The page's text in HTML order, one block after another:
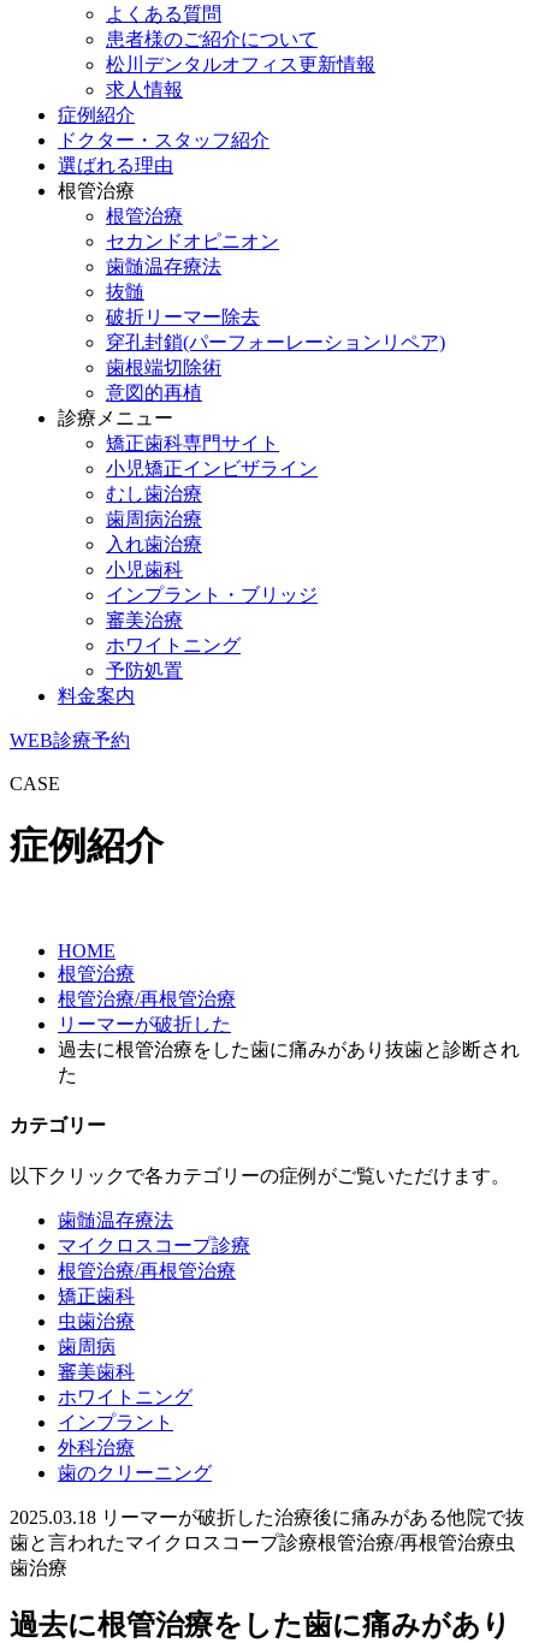
よくある質問
患者様のご紹介について
松川デンタルオフィス更新情報
求人情報
症例紹介
ドクター・スタッフ紹介
選ばれる理由
根管治療
根管治療
セカンドオピニオン
歯髄温存療法
抜髄
破折リーマー除去
穿孔封鎖(パーフォーレーションリペア)
歯根端切除術
意図的再植
診療メニュー
矯正歯科専門サイト
小児矯正インビザライン
むし歯治療
歯周病治療
入れ歯治療
小児歯科
インプラント・ブリッジ
審美治療
ホワイトニング
予防処置
料金案内
WEB診療予約
CASE
症例紹介
HOME
根管治療
根管治療/再根管治療
リーマーが破折した
過去に根管治療をした歯に痛みがあり抜歯と診断され
た
カテゴリー
以下クリックで各カテゴリーの症例がご覧いただけます。
歯髄温存療法
マイクロスコープ診療
根管治療/再根管治療
矯正歯科
虫歯治療
歯周病
審美歯科
ホワイトニング
インプラント
外科治療
歯のクリーニング
2025.03.18 リーマーが破折した治療後に痛みがある他院で抜
歯と言われたマイクロスコープ診療根管治療/再根管治療虫
歯治療
過去に根管治療をした歯に痛みがあり